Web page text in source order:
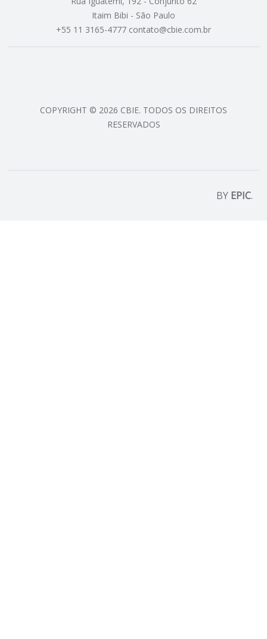
Itaim Bibi - São Paulo
+55 11 3165-4777 contato@cbie.com.br
COPYRIGHT © 2026 CBIE. TODOS OS DIREITOS
RESERVADOS
BY EPIC.